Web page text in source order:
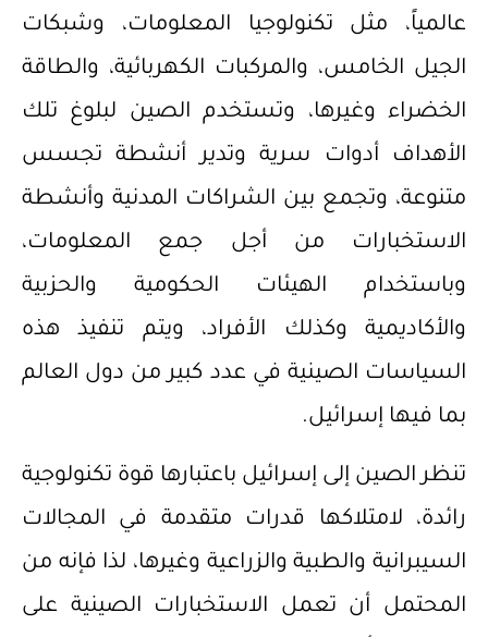
عالمياً، مثل تكنولوجيا المعلومات، وشبكات
الجيل الخامس، والمركبات الكهربائية، والطاقة
الخضراء وغيرها، وتستخدم الصين لبلوغ تلك
الأهداف أدوات سرية وتدير أنشطة تجسس
متنوعة، وتجمع بين الشراكات المدنية وأنشطة
الاستخبارات من أجل جمع المعلومات،
وباستخدام الهيئات الحكومية والحزبية
والأكاديمية وكذلك الأفراد، ويتم تنفيذ هذه
السياسات الصينية في عدد كبير من دول العالم
بما فيها إسرائيل.
‌تنظر الصين إلى إسرائيل باعتبارها قوة تكنولوجية
رائدة، لامتلاكها قدرات متقدمة في المجالات
السيبرانية والطبية والزراعية وغيرها، لذا فإنه من
المحتمل أن تعمل الاستخبارات الصينية على